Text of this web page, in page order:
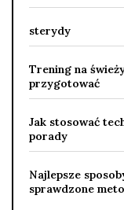
sterydy
Trening na
przygotować
Jak stosować
porady
Najlepsze
sprawdzone